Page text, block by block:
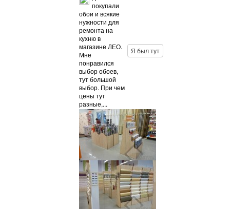
покупали
обои и всякие
нужности для
ремонта на
кухню в
магазине ЛЕО.
Мне
понравился
выбор обоев,
тут большой
выбор. При чем
цены тут
разные,...
Я был тут